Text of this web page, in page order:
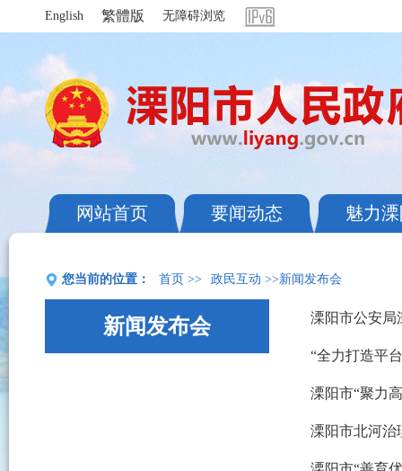
English 繁體版 无障碍浏览
网站首页 要闻动态 魅力
您当前的位置： 首页 >> 政民互动 >>新闻发布会
新闻发布会 溧阳市公安局
“全力打造平
溧阳市“聚力
溧阳市北河治